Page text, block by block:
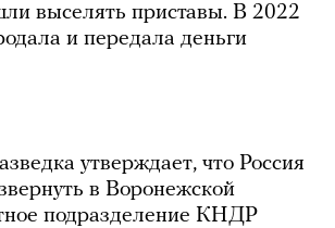
выселять приставы. В 2022
и передала деньги
утверждает, что Россия
в Воронежской
подразделение КНДР